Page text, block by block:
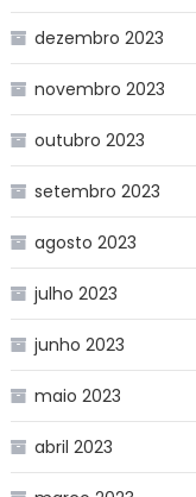
dezembro 2023
novembro 2023
outubro 2023
setembro 2023
agosto 2023
julho 2023
junho 2023
maio 2023
abril 2023